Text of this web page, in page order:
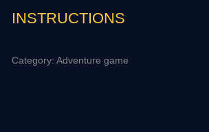
INSTRUCTIONS
Category: Adventure game